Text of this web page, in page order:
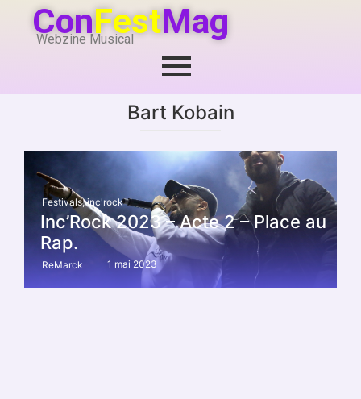
ConFestMag
Webzine Musical
Bart Kobain
Festivals, inc'rock
Inc’Rock 2023 – Acte 2 – Place au
Rap.
ReMarck 1 mai 2023